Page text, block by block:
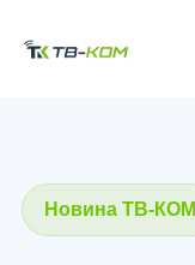
Новина ТВ-КОМ